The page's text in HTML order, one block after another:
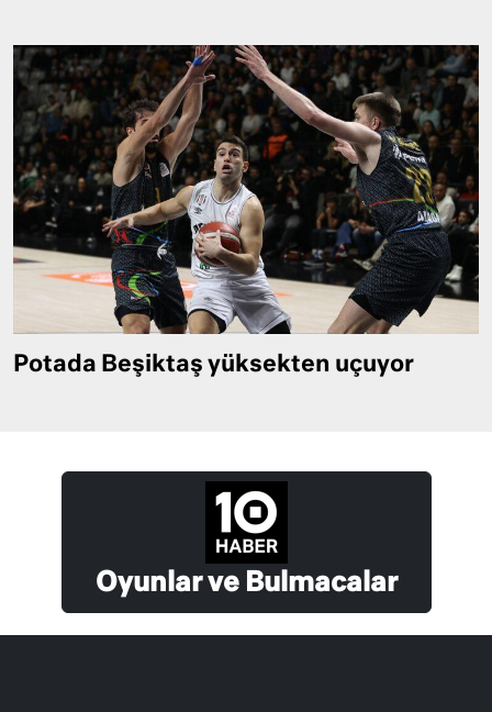
Potada Beşiktaş yüksekten uçuyor
Oyunlar ve Bulmacalar